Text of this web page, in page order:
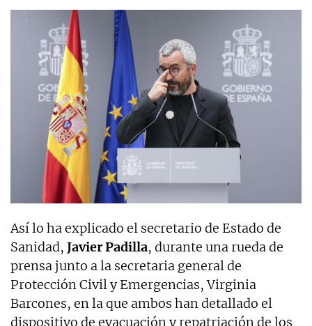
Así lo ha explicado el secretario de Estado de
Sanidad, Javier Padilla, durante una rueda de
prensa junto a la secretaria general de
Protección Civil y Emergencias, Virginia
Barcones, en la que ambos han detallado el
dispositivo de evacuación y repatriación de los